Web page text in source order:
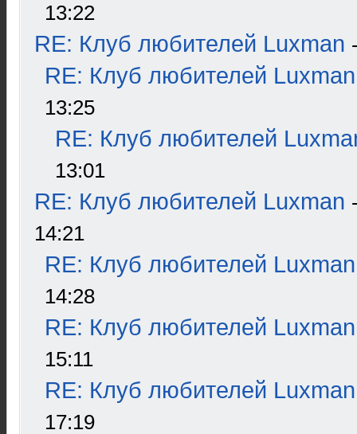
13:22
RE: Клуб любителей Luxman
RE: Клуб любителей Luxman
13:25
RE: Клуб любителей
13:01
RE: Клуб любителей Luxman
14:21
RE: Клуб любителей Luxman
14:28
RE: Клуб любителей Luxman
15:11
RE: Клуб любителей Luxman
17:19